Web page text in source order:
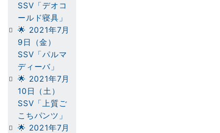
SSV「デオコ
ールド寝具」
🌟 2021年7月
9日（金）
SSV「パルマ
ディーバ」
🌟 2021年7月
10日（土）
SSV「上質ご
こちパンツ」
🌟 2021年7月